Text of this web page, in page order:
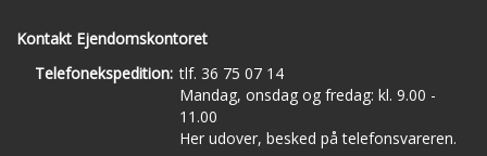
Kontakt Ejendomskontoret
Telefonekspedition: tlf. 36 75 07 14
Mandag, onsdag og fredag: kl. 9.00 -
11.00
Her udover, besked på telefonsvareren.